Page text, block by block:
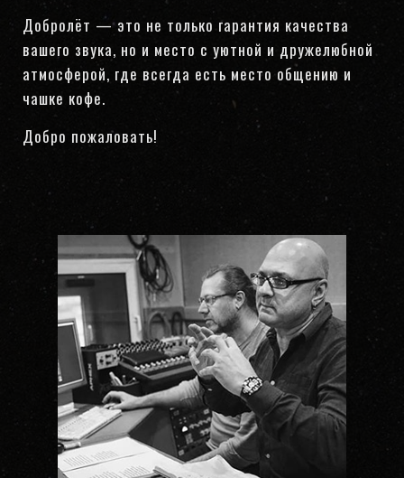
Добролёт — это не только гарантия качества
вашего звука, но и место с уютной и дружелюбной
атмосферой, где всегда есть место общению и
чашке кофе.
Добро пожаловать!